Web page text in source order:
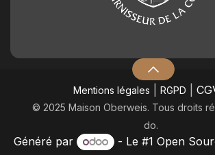
Mentions légales RGPD
© 2025 Maison Oberweis. Tous droits
do.
Généré par - Le #1 Open